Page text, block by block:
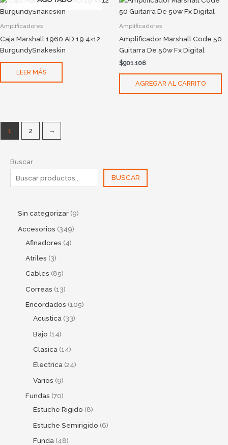
Buscar
BUSCAR
Sin categorizar 9
Accesorios 349
Afinadores 4
Atriles 3
Cables 85
Correas 13
Encordados 105
Acustica 33
Bajo 14
Clasica 14
Electrica 24
Varios 9
Fundas 70
Estuche Rigido 8
Estuche Semirigido 6
Funda 48
Amplificadores
Caja Marshall 1960 AD 19 4×12
BurgundySnakeskin
LEER MÁS
Amplificadores
Amplificador Marshall Code 50
Guitarra De 50w Fx Digital
$901.106
AGREGAR AL CARRITO
1 2 →